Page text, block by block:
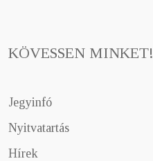
KÖVESSEN MINKET!
Jegyinfó
Nyitvatartás
Hírek